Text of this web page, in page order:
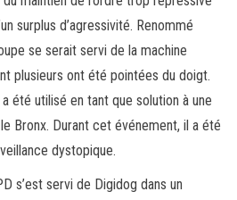
surplus d’agressivité. Renommé
se serait servi de la machine
plusieurs ont été pointées du doigt.
été utilisé en tant que solution à une
Bronx. Durant cet événement, il a été
dystopique.
s’est servi de Digidog dans un